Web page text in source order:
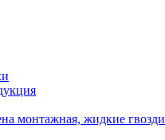
монтажная, жидкие гвозди